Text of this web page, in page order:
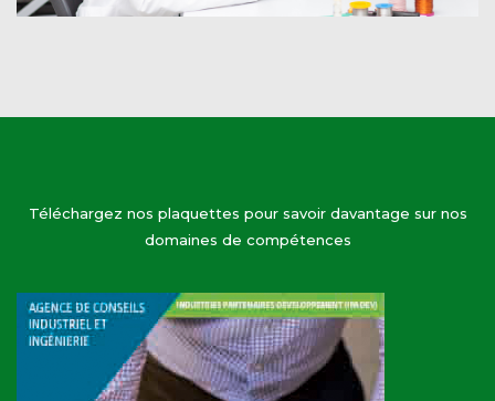
Téléchargez nos plaquettes pour savoir davantage sur nos
domaines de compétences